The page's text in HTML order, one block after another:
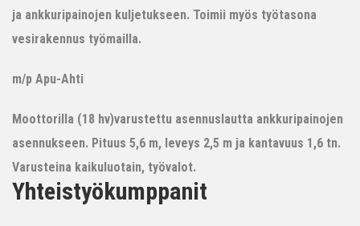
ja ankkuripainojen kuljetukseen. Toimii myös työtasona
vesirakennus työmailla.
m/p Apu-Ahti
Moottorilla (18 hv)varustettu asennuslautta ankkuripainojen
asennukseen. Pituus 5,6 m, leveys 2,5 m ja kantavuus 1,6 tn.
Varusteina kaikuluotain, työvalot.
Yhteistyökumppanit